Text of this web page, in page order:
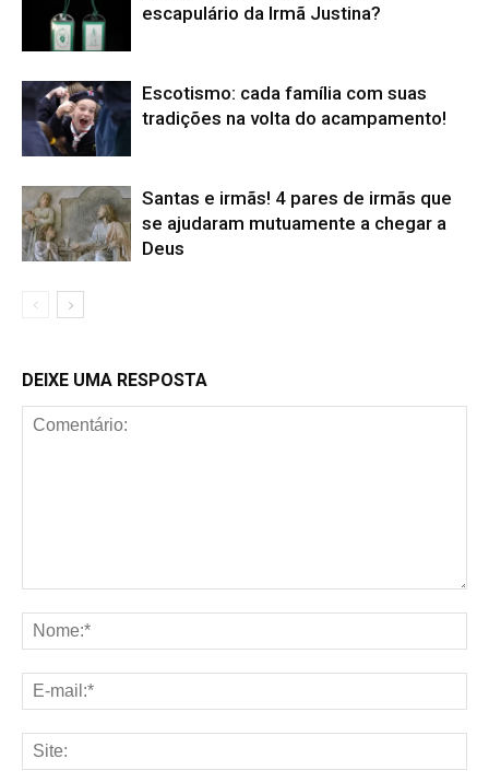
escapulário da Irmã Justina?
Escotismo: cada família com suas
tradições na volta do acampamento!
Santas e irmãs! 4 pares de irmãs que
se ajudaram mutuamente a chegar a
Deus
DEIXE UMA RESPOSTA